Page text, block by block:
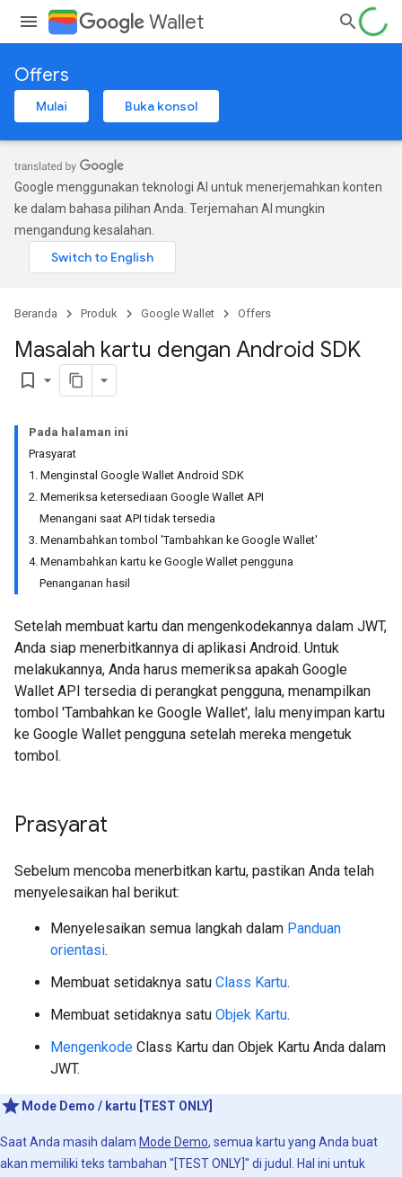
Wallet
Offers
Mulai Buka konsol
Google menggunakan teknologi AI untuk menerjemahkan konten
ke dalam bahasa pilihan Anda. Terjemahan AI mungkin
mengandung kesalahan.
Beranda Produk Google Wallet Offers
Masalah kartu dengan Android SDK
bookmark_border
Pada halaman ini
Prasyarat
1. Menginstal Google Wallet Android SDK
2. Memeriksa ketersediaan Google Wallet API
Menangani saat API tidak tersedia
3. Menambahkan tombol 'Tambahkan ke Google Wallet'
4. Menambahkan kartu ke Google Wallet pengguna
Penanganan hasil
Setelah membuat kartu dan mengenkodekannya dalam JWT,
Anda siap menerbitkannya di aplikasi Android. Untuk
melakukannya, Anda harus memeriksa apakah Google
Wallet API tersedia di perangkat pengguna, menampilkan
tombol 'Tambahkan ke Google Wallet', lalu menyimpan kartu
ke Google Wallet pengguna setelah mereka mengetuk
tombol.
Prasyarat
Sebelum mencoba menerbitkan kartu, pastikan Anda telah
menyelesaikan hal berikut:
Menyelesaikan semua langkah dalam Panduan
orientasi.
Membuat setidaknya satu Class Kartu.
Membuat setidaknya satu Objek Kartu.
Mengenkode Class Kartu dan Objek Kartu Anda dalam
JWT.
Mode Demo / kartu [TEST ONLY]
Saat Anda masih dalam Mode Demo, semua kartu yang Anda buat
akan memiliki teks tambahan "[TEST ONLY]" di judul. Hal ini untuk